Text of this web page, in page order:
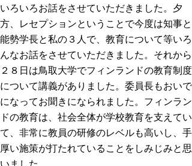
いろいろお話をさせていただきました。夕
方、レセプションということで今度は知事と
能勢学長と私の３人で、教育について等いろ
んなお話をさせていただきました。それから
２８日は鳥取大学でフィンランドの教育制度
について講義がありました。委員長もおいで
になってお聞きになられました。フィンラン
ドの教育は、社会全体が学校教育を支えてい
て、非常に教員の研修のレベルも高いし、手
厚い施策が打たれていることをしみじみと思